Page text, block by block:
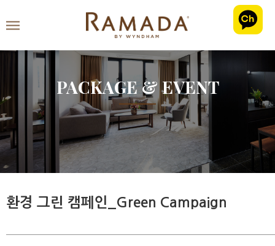
PACKAGE & EVENT
환경 그린 캠페인_Green Campaign